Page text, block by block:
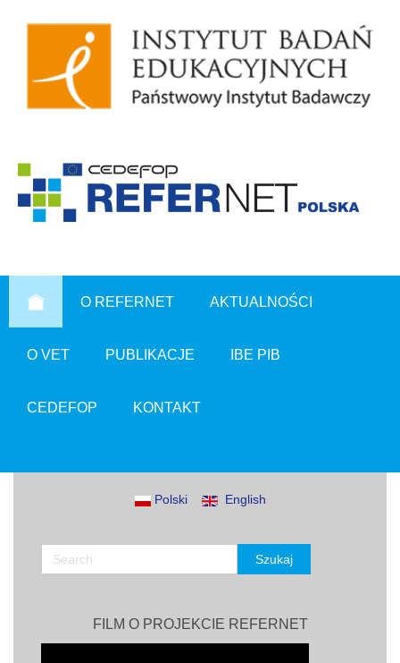
O REFERNET AKTUALNOŚCI
O VET PUBLIKACJE IBE PIB
CEDEFOP KONTAKT
Polski English
FILM O PROJEKCIE REFERNET